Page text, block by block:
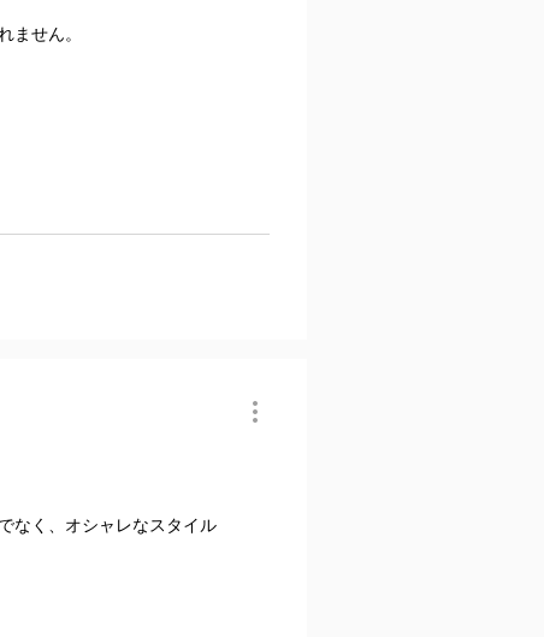
ません。
なく、オシャレなスタイル